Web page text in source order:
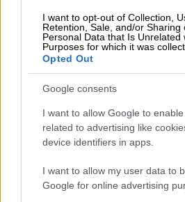
I want to opt-out of Collection,
Retention, Sale, and/or Sharing
Personal Data that Is Unrelated
Purposes for which it was
Opted Out
Google consents
I want to allow Google to
related to advertising like
device identifiers in apps.
I want to allow my user data to
Google for online advertising
του στον Ειρηνικό
εφημερίδα.
Η Εθνοφρουρά ανακοίνωσε
Τεσέιρα ανέλαβε
του 2019,ότι εργαζόταν ως
πληροφορική και τις
είχε φτάσει στον βαθμό
είναι ο τρίτος βαθμός από
Τεσέιρα διέθετε άδεια